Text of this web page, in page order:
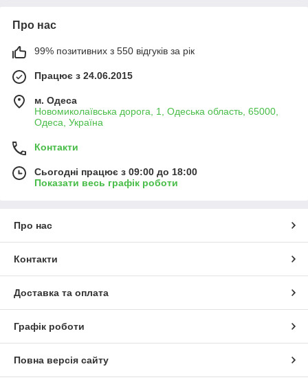
Про нас
99% позитивних з 550 відгуків за рік
Працює з 24.06.2015
м. Одеса
Новомиколаївська дорога, 1, Одеська область, 65000,
Одеса, Україна
Контакти
Сьогодні працює з 09:00 до 18:00
Показати весь графік роботи
Про нас
Контакти
Доставка та оплата
Графік роботи
Повна версія сайту